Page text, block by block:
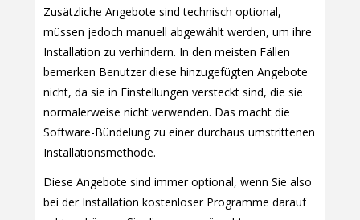
Zusätzliche Angebote sind technisch optional,
müssen jedoch manuell abgewählt werden, um ihre
Installation zu verhindern. In den meisten Fällen
bemerken Benutzer diese hinzugefügten Angebote
nicht, da sie in Einstellungen versteckt sind, die sie
normalerweise nicht verwenden. Das macht die
Software-Bündelung zu einer durchaus umstrittenen
Installationsmethode.
Diese Angebote sind immer optional, wenn Sie also
bei der Installation kostenloser Programme darauf